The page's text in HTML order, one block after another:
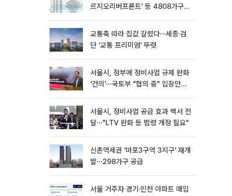
르지오리버프론트’ 등 4808가구
교통축 따라 집값 갈렸다⋯세종·검
단 ‘교통 프리미엄’ 뚜렷
서울시, 정부에 정비사업 규제 완화
'건의'⋯국토부 "협의 중" 입장만
서울시, 정비사업 공급 효과 백서 전
달⋯"LTV 완화 등 법령 개정 필요"
신촌역세권 '마포3구역 3지구' 재개
발⋯298가구 공급
서울 거주자 경기·인천 아파트 매입